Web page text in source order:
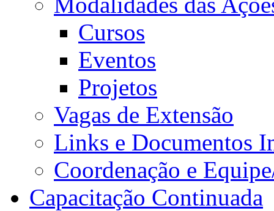
Cursos
Eventos
Projetos
Vagas de Extensão
Links e Documentos
Coordenação e
Capacitação Continuada